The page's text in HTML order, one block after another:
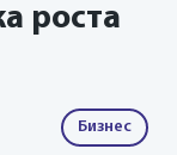
роста
Бизнес